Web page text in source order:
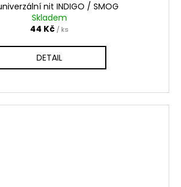
nit INDIGO / SMOG
Skladem
44 Kč / ks
DETAIL